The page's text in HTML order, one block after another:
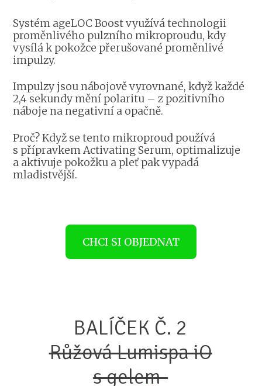
Systém ageLOC Boost využívá technologii
proměnlivého pulzního mikroproudu, kdy
vysílá k pokožce přerušované proměnlivé
impulzy.
Impulzy jsou nábojově vyrovnané, když každé
2,4 sekundy mění polaritu – z pozitivního
náboje na negativní a opačně.
Proč? Když se tento mikroproud používá
s přípravkem ​​Activating Serum, optimalizuje
a aktivuje pokožku a pleť pak vypadá
mladistvější.
CHCI SI OBJEDNAT
BALÍČEK Č. 2
Růžová Lumispa iO
s gelem-